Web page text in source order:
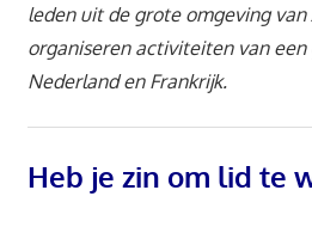
leden uit de grote omgeving
organiseren activiteiten van een
Nederland en Frankrijk.
Heb je zin om lid te